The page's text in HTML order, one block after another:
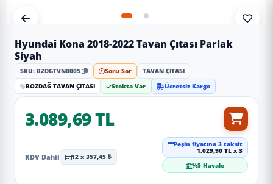
Hyundai Kona 2018-2022 Tavan Çıtası Parlak
Siyah
SKU: BZDGTVN0005 Soru Sor
TAVAN ÇITASI
BOZDAĞ TAVAN ÇITASI
Stokta Var Ücretsiz Kargo
3.089,69 TL
KDV Dahil 12 x 357,45 ₺
Peşin fiyatına 3 taksit
1.029,90 TL x 3
%5 Havale